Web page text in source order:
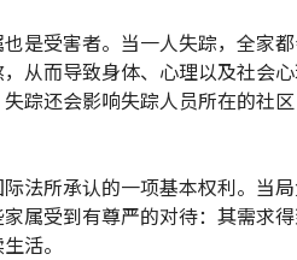
是受害者。当一人失踪，全家
从而导致身体、心理以及社会
踪还会影响失踪人员所在的社
法所承认的一项基本权利。当
属受到有尊严的对待：其需求
活。